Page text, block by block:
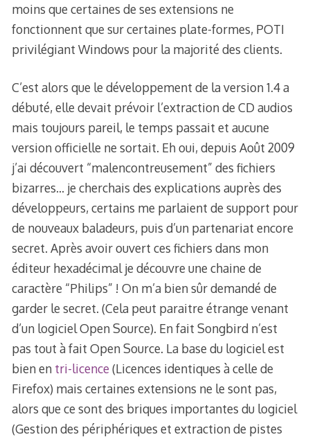
moins que certaines de ses extensions ne
fonctionnent que sur certaines plate-formes, POTI
privilégiant Windows pour la majorité des clients.
C’est alors que le développement de la version 1.4 a
débuté, elle devait prévoir l’extraction de CD audios
mais toujours pareil, le temps passait et aucune
version officielle ne sortait. Eh oui, depuis Août 2009
j’ai découvert “malencontreusement” des fichiers
bizarres… je cherchais des explications auprès des
développeurs, certains me parlaient de support pour
de nouveaux baladeurs, puis d’un partenariat encore
secret. Après avoir ouvert ces fichiers dans mon
éditeur hexadécimal je découvre une chaine de
caractère “Philips” ! On m’a bien sûr demandé de
garder le secret. (Cela peut paraitre étrange venant
d’un logiciel Open Source). En fait Songbird n’est
pas tout à fait Open Source. La base du logiciel est
bien en tri-licence (Licences identiques à celle de
Firefox) mais certaines extensions ne le sont pas,
alors que ce sont des briques importantes du logiciel
(Gestion des périphériques et extraction de pistes